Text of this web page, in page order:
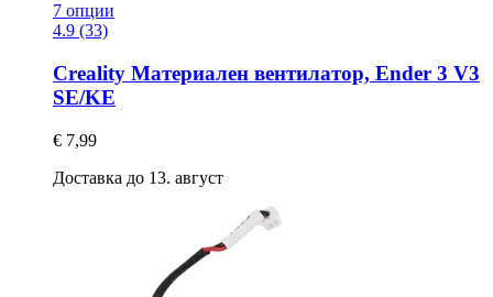
7 опции
4.9 (33)
Creality Материален вентилатор, Ender 3 V3
SE/KE
€ 7,99
Доставка до 13. август